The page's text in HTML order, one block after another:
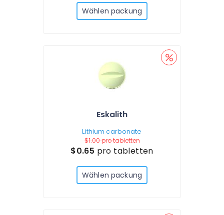
Wählen packung
Eskalith
Lithium carbonate
$1.00pro tabletten
$0.65 pro tabletten
Wählen packung